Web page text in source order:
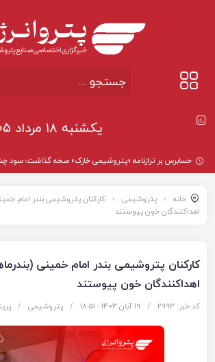
یکشنبه ۱۸ مرداد ۱۴۰۵
حسابرس بر ترازنامه «پتروشیمی خارک» صحه گذاشت؛ سود
خانه پتروشیمی
کارکنان پتروشیمی بندر امام
اهداکنندگان خون پیوستند
کارکنان پتروشیمی بندر امام خمینی
اهداکنندگان خون پیوستند
کد خبر: 2993 / 19 آبان 1403 - ۱۸:۵۱ / پتروشیمی /